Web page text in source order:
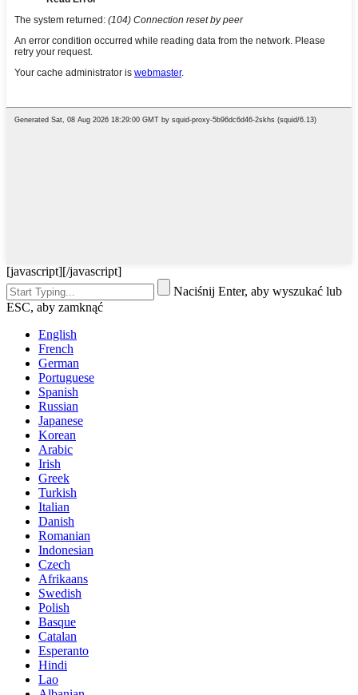
[javascript][/javascript]
Naciśnij Enter, aby wyszukać lub
ESC, aby zamknąć
English
French
German
Portuguese
Spanish
Russian
Japanese
Korean
Arabic
Irish
Greek
Turkish
Italian
Danish
Romanian
Indonesian
Czech
Afrikaans
Swedish
Polish
Basque
Catalan
Esperanto
Hindi
Lao